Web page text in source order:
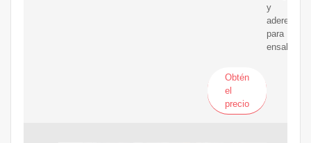
y
aderezos
para
ensaladas.
Obtén
el
precio